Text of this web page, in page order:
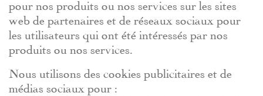
pour nos produits ou nos services sur les sites
web de partenaires et de réseaux sociaux pour
les utilisateurs qui ont été intéressés par nos
produits ou nos services.
Nous utilisons des cookies publicitaires et de
médias sociaux pour :